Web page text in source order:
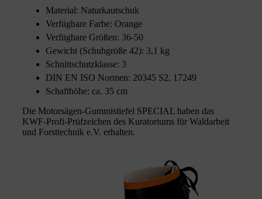
Material: Naturkautschuk
Verfügbare Farbe: Orange
Verfügbare Größen: 36-50
Gewicht (Schuhgröße 42): 3,1 kg
Schnittschutzklasse: 3
DIN EN ISO Normen: 20345 S2, 17249
Schafthöhe: ca. 35 cm
Die Motorsägen-Gummistiefel SPECIAL haben das
KWF-Profi-Prüfzeichen des Kuratoriums für Waldarbeit
und Forsttechnik e.V. erhalten.